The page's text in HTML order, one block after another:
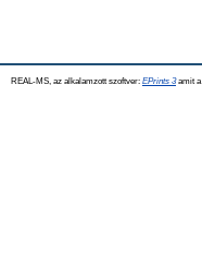
REAL-MS, az alkalamzott szoftver: EPrints 3amit a